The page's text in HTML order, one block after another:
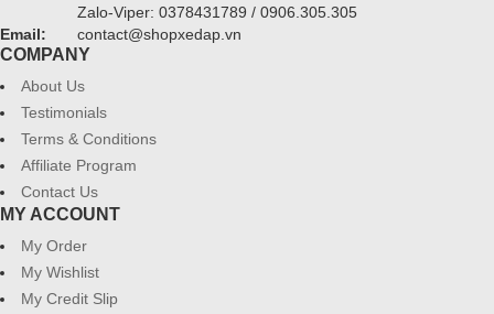
Zalo-Viper: 0378431789 / 0906.305.305
Email:
contact@shopxedap.vn
COMPANY
About Us
Testimonials
Terms & Conditions
Affiliate Program
Contact Us
MY ACCOUNT
My Order
My Wishlist
My Credit Slip